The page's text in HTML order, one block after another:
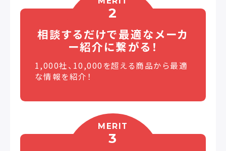
2
相談するだけで最適なメーカ
ー紹介に繋がる！
1,000社、10,000を超える商品から最適
な情報を紹介！
MERIT
3